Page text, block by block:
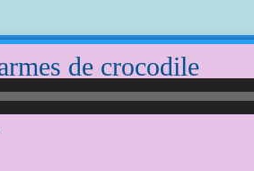
de crocodile